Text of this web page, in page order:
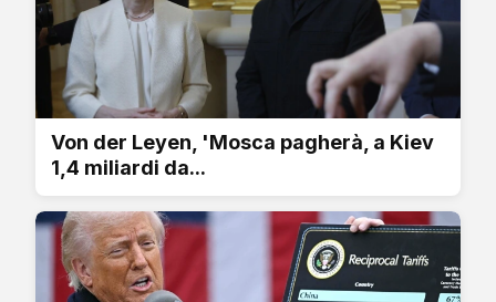
Von der Leyen, 'Mosca pagherà, a Kiev
1,4 miliardi da...